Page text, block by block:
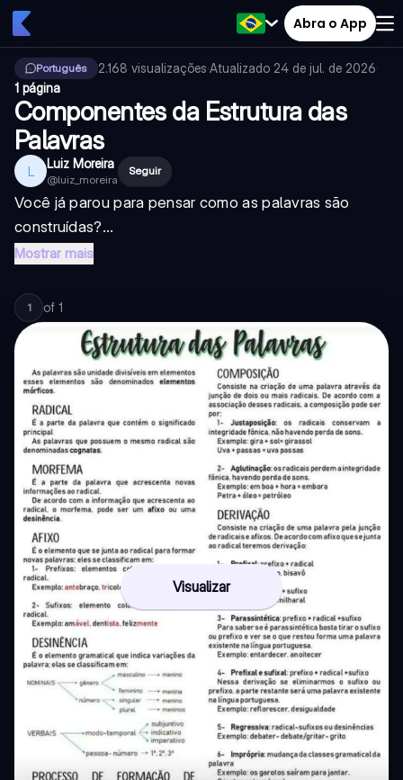
Abra o App
Português 2.168 visualizações·Atualizado 24 de jul. de 2026·
1 página
Componentes da Estrutura das
Palavras
L Luiz Moreira
@luiz_moreira
Seguir
Você já parou para pensar como as palavras são
construídas?...
Mostrar mais
1 of 1
Visualizar